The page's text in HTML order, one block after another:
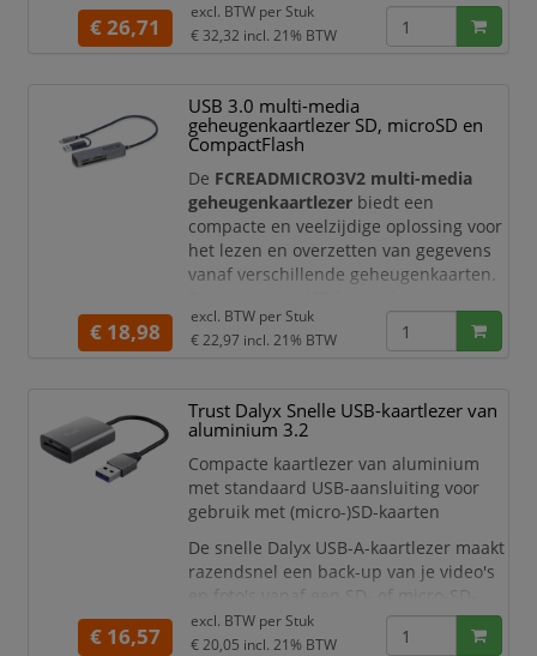
C uitgevoerde tablet, laptop,
smartphone of desktopcomputer,
Multikaartlezer en -schrijver
ondersteunt Secure Digital-,
microSD- en CompactFlash-
Ondersteunt USB 3.0 met
dataoverdrachtssnelheden tot 5
Gbps (USB-ge
€ 26,71
excl. BTW per Stuk
€ 32,32 incl. 21% BTW
USB 3.0 multi-media
geheugenkaartlezer SD, microSD en
CompactFlash
De FCREADMICRO3V2 multi-media
geheugenkaartlezer biedt een
compacte en veelzijdige oplossing voor
het lezen en overzetten van gegevens
vanaf verschillende geheugenkaarten.
ondersteuntSD-, microSD- en
CompactFlash-kaarten
en maakt
Dankzij de geïntegreerde
aansluiting
en ingebouwde
USB-A
adapteris de kaartlezer compatibel
met vrijwel ied
€ 18,98
excl. BTW per Stuk
€ 22,97 incl. 21% BTW
Trust Dalyx Snelle USB-kaartlezer van
aluminium 3.2
Compacte kaartlezer van aluminium
met standaard USB-aansluiting voor
gebruik met (micro-)SD-kaarten
De snelle Dalyx USB-A-kaartlezer maakt
razendsnel een back-up van je video's
en foto's vanaf een SD- of micro-SD-
kaart. Zo weet je zeker dat je gegevens,
werk of herinneringen veilig zijn.
€ 16,57
excl. BTW per Stuk
€ 20,05 incl. 21% BTW